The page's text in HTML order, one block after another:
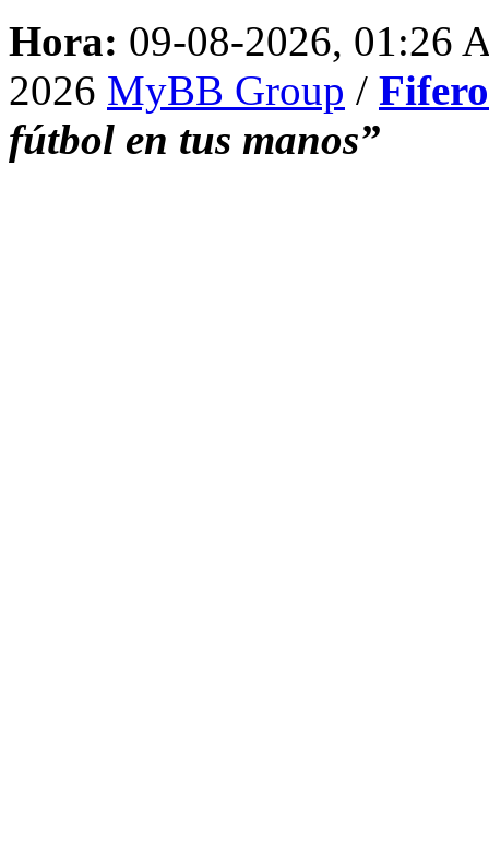
Hora: 09-08-2026, 01:26
2026 MyBB Group /
fútbol en tus manos”